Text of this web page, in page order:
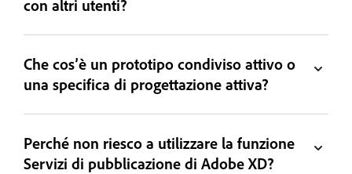
con altri utenti?
Che cos’è un prototipo condiviso attivo o
una specifica di progettazione attiva?
Perché non riesco a utilizzare la funzione
Servizi di pubblicazione di Adobe XD?